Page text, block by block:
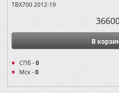
TBX700 2012-19
В
СПб -0
Мск -0